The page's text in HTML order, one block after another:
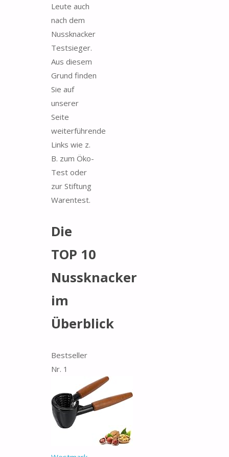
Leute auch
nach dem
Nussknacker
Testsieger.
Aus diesem
Grund finden
Sie auf
unserer
Seite
weiterführende
Links wie z.
B. zum Öko-
Test oder
zur Stiftung
Warentest.
Die
TOP 10
Nussknacker
im
Überblick
Bestseller
Nr. 1